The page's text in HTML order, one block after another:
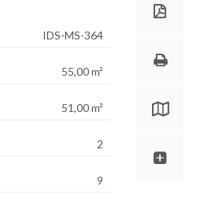
IDS-MS-364
55,00 m²
51,00 m²
2
9